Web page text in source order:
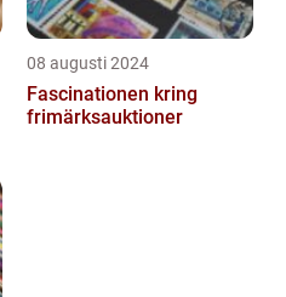
08 augusti 2024
Fascinationen kring
frimärksauktioner